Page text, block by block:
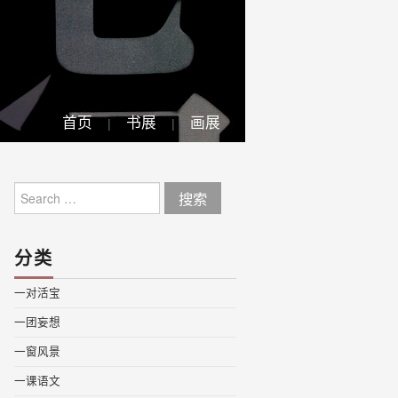
首页 书展 画展
for:
分类
一对活宝
一团妄想
一窗风景
一课语文